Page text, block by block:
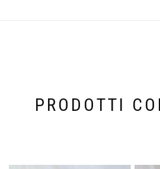
PRODOTTI